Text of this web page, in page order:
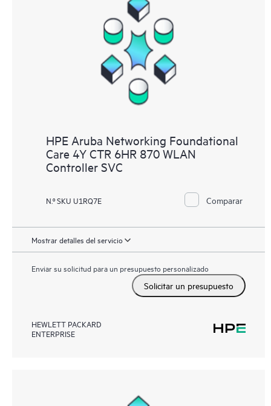
HPE Aruba Networking Foundational
Care 4Y CTR 6HR 870 WLAN
Controller SVC
N.º SKU U1RQ7E Comparar
Mostrar detalles del servicio
Enviar su solicitud para un presupuesto personalizado
Solicitar un presupuesto
HEWLETT PACKARD
ENTERPRISE